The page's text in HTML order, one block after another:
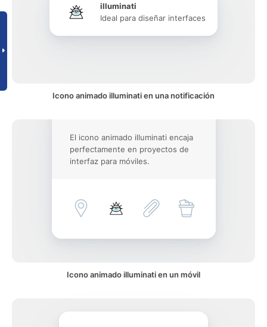
illuminati
Ideal para diseñar interfaces
Icono animado illuminati en una notificación
El icono animado illuminati encaja
perfectamente en proyectos de
interfaz para móviles.
Icono animado illuminati en un móvil